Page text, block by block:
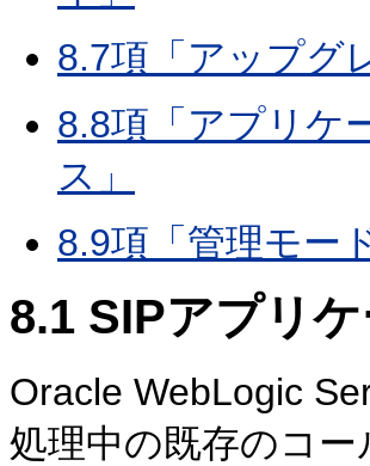
8.7項「アップグ
8.8項「アプリケ
ス」
8.9項「管理モー
8.1 SIPアプリ
Oracle WebLogic
処理中の既存のコ